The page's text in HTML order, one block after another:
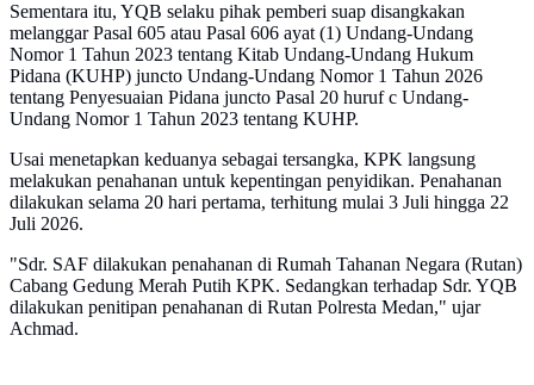
Sementara itu, YQB selaku pihak pemberi suap disangkakan
melanggar Pasal 605 atau Pasal 606 ayat (1) Undang-Undang
Nomor 1 Tahun 2023 tentang Kitab Undang-Undang Hukum
Pidana (KUHP) juncto Undang-Undang Nomor 1 Tahun 2026
tentang Penyesuaian Pidana juncto Pasal 20 huruf c Undang-
Undang Nomor 1 Tahun 2023 tentang KUHP.
Usai menetapkan keduanya sebagai tersangka, KPK langsung
melakukan penahanan untuk kepentingan penyidikan. Penahanan
dilakukan selama 20 hari pertama, terhitung mulai 3 Juli hingga 22
Juli 2026.
"Sdr. SAF dilakukan penahanan di Rumah Tahanan Negara (Rutan)
Cabang Gedung Merah Putih KPK. Sedangkan terhadap Sdr. YQB
dilakukan penitipan penahanan di Rutan Polresta Medan," ujar
Achmad.